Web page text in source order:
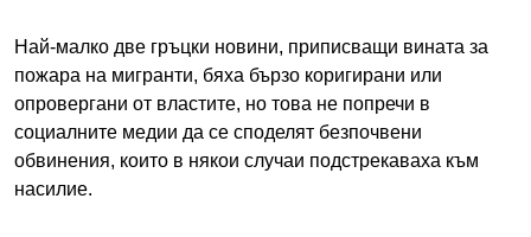
Най-малко две гръцки новини, приписващи вината за
пожара на мигранти, бяха бързо коригирани или
опровергани от властите, но това не попречи в
социалните медии да се споделят безпочвени
обвинения, които в някои случаи подстрекаваха към
насилие.